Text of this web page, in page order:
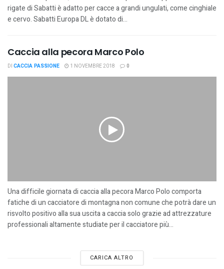
rigate di Sabatti è adatto per cacce a grandi ungulati, come cinghiale
e cervo. Sabatti Europa DL è dotato di...
Caccia alla pecora Marco Polo
DI CACCIA PASSIONE 1 NOVEMBRE 2018 0
Una difficile giornata di caccia alla pecora Marco Polo comporta
fatiche di un cacciatore di montagna non comune che potrà dare un
risvolto positivo alla sua uscita a caccia solo grazie ad attrezzature
professionali altamente studiate per il cacciatore più...
CARICA ALTRO